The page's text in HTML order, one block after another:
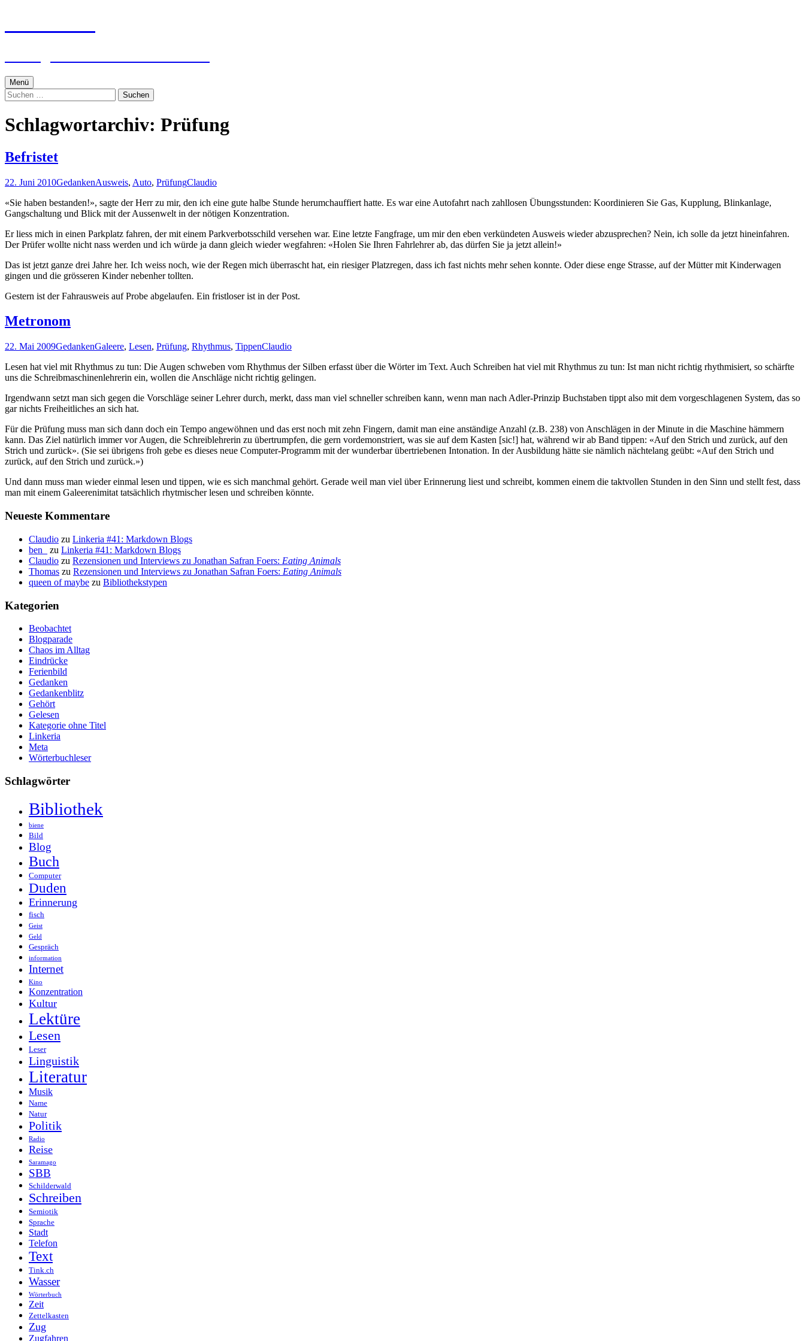
Menü
Suchen
nach:
Schlagwortarchiv: Prüfung
Befristet
22. Juni 2010GedankenAusweis, Auto, PrüfungClaudio
«Sie haben bestanden!», sagte der Herr zu mir, den ich eine gute halbe Stunde herumchauffiert hatte. Es war eine Autofahrt nach zahllosen Übungsstunden: Koordinieren Sie Gas, Kupplung, Blinkanlage,
Gangschaltung und Blick mit der Aussenwelt in der nötigen Konzentration.
Er liess mich in einen Parkplatz fahren, der mit einem Parkverbotsschild versehen war. Eine letzte Fangfrage, um mir den eben verkündeten Ausweis wieder abzusprechen? Nein, ich solle da jetzt hineinfahren.
Der Prüfer wollte nicht nass werden und ich würde ja dann gleich wieder wegfahren: «Holen Sie Ihren Fahrlehrer ab, das dürfen Sie ja jetzt allein!»
Das ist jetzt ganze drei Jahre her. Ich weiss noch, wie der Regen mich überrascht hat, ein riesiger Platzregen, dass ich fast nichts mehr sehen konnte. Oder diese enge Strasse, auf der Mütter mit Kinderwagen
gingen und die grösseren Kinder nebenher tollten.
Gestern ist der Fahrausweis auf Probe abgelaufen. Ein fristloser ist in der Post.
Metronom
22. Mai 2009GedankenGaleere, Lesen, Prüfung, Rhythmus, TippenClaudio
Lesen hat viel mit Rhythmus zu tun: Die Augen schweben vom Rhythmus der Silben erfasst über die Wörter im Text. Auch Schreiben hat viel mit Rhythmus zu tun: Ist man nicht richtig rhythmisiert, so schärfte
uns die Schreibmaschinenlehrerin ein, wollen die Anschläge nicht richtig gelingen.
Irgendwann setzt man sich gegen die Vorschläge seiner Lehrer durch, merkt, dass man viel schneller schreiben kann, wenn man nach Adler-Prinzip Buchstaben tippt also mit dem vorgeschlagenen System, das so
gar nichts Freiheitliches an sich hat.
Für die Prüfung muss man sich dann doch ein Tempo angewöhnen und das erst noch mit zehn Fingern, damit man eine anständige Anzahl (z.B. 238) von Anschlägen in der Minute in die Maschine hämmern
kann. Das Ziel natürlich immer vor Augen, die Schreiblehrerin zu übertrumpfen, die gern vordemonstriert, was sie auf dem Kasten [sic!] hat, während wir ab Band tippen: «Auf den Strich und zurück, auf den
Strich und zurück». (Sie sei übrigens froh gebe es dieses neue Computer-Programm mit der wunderbar übertriebenen Intonation. In der Ausbildung hätte sie nämlich nächtelang geübt: «Auf den Strich und
zurück, auf den Strich und zurück.»)
Und dann muss man wieder einmal lesen und tippen, wie es sich manchmal gehört. Gerade weil man viel über Erinnerung liest und schreibt, kommen einem die taktvollen Stunden in den Sinn und stellt fest, dass
man mit einem Galeerenimitat tatsächlich rhytmischer lesen und schreiben könnte.
Neueste Kommentare
Claudio zu Linkeria #41: Markdown Blogs
ben_
zu Linkeria #41: Markdown Blogs
Claudio zu Rezensionen und Interviews zu Jonathan Safran Foers: Eating Animals
Thomas zu Rezensionen und Interviews zu Jonathan Safran Foers: Eating Animals
queen of maybe zu Bibliothekstypen
Kategorien
Beobachtet
Blogparade
Chaos im Alltag
Eindrücke
Ferienbild
Gedanken
Gedankenblitz
Gehört
Gelesen
Kategorie ohne Titel
Linkeria
Meta
Wörterbuchleser
Schlagwörter
Bibliothek
biene
Bild
Blog
Buch
Computer
Duden
Erinnerung
fisch
Geist
Geld
Gespräch
information
Internet
Kino
Konzentration
Kultur
Lektüre
Lesen
Leser
Linguistik
Literatur
Musik
Name
Natur
Politik
Radio
Reise
Saramago
SBB
Schilderwald
Schreiben
Semiotik
Sprache
Stadt
Telefon
Text
Tink.ch
Wasser
Wörterbuch
Zeit
Zettelkasten
Zug
Zugfahren